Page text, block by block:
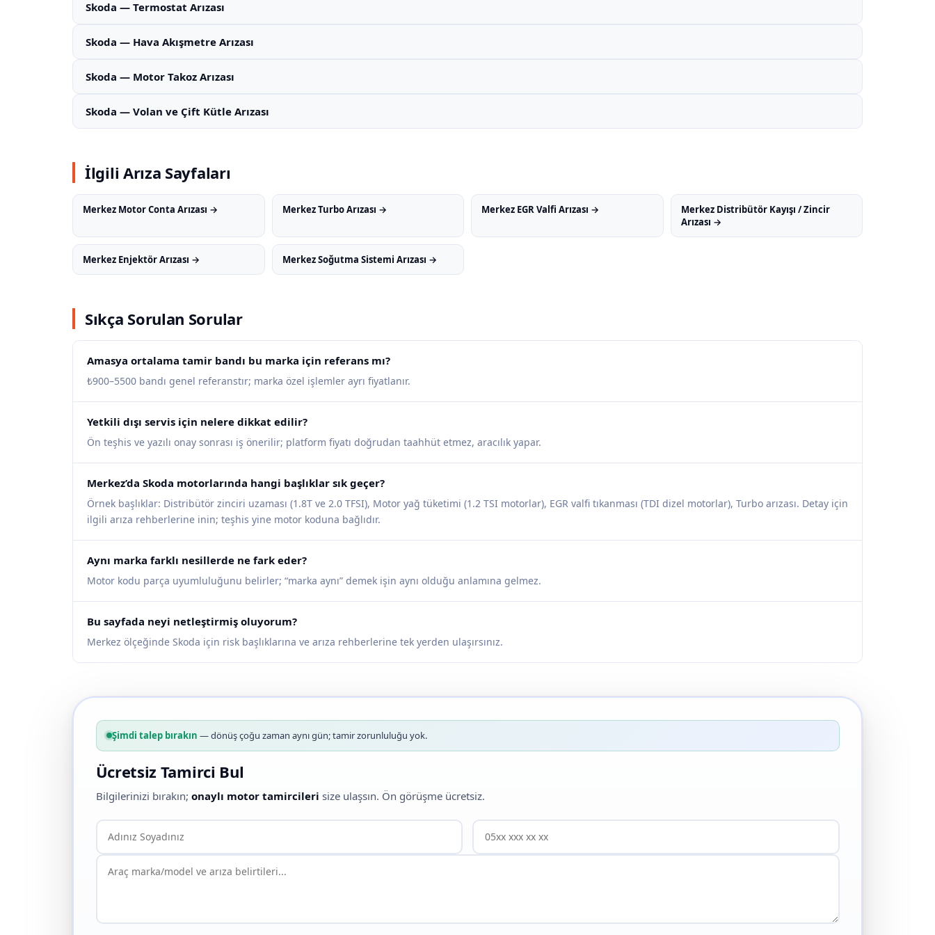
Skoda — Termostat Arızası
Skoda — Hava Akışmetre Arızası
Skoda — Motor Takoz Arızası
Skoda — Volan ve Çift Kütle Arızası
İlgili Arıza Sayfaları
Merkez Motor Conta Arızası → Merkez Turbo Arızası → Merkez EGR Valfi Arızası →
Merkez Distribütör Kayışı / Zincir
Arızası →
Merkez Enjektör Arızası → Merkez Soğutma Sistemi Arızası →
Sıkça Sorulan Sorular
Amasya ortalama tamir bandı bu marka için referans mı?
₺900–5500 bandı genel referanstır; marka özel işlemler ayrı fiyatlanır.
Yetkili dışı servis için nelere dikkat edilir?
Ön teşhis ve yazılı onay sonrası iş önerilir; platform fiyatı doğrudan taahhüt etmez, aracılık yapar.
Merkez’da Skoda motorlarında hangi başlıklar sık geçer?
Örnek başlıklar: Distribütör zinciri uzaması (1.8T ve 2.0 TFSI), Motor yağ tüketimi (1.2 TSI motorlar), EGR valfi tıkanması (TDI dizel motorlar), Turbo arızası. Detay için
ilgili arıza rehberlerine inin; teşhis yine motor koduna bağlıdır.
Aynı marka farklı nesillerde ne fark eder?
Motor kodu parça uyumluluğunu belirler; “marka aynı” demek işin aynı olduğu anlamına gelmez.
Bu sayfada neyi netleştirmiş oluyorum?
Merkez ölçeğinde Skoda için risk başlıklarına ve arıza rehberlerine tek yerden ulaşırsınız.
Şimdi talep bırakın — dönüş çoğu zaman aynı gün; tamir zorunluluğu yok.
Ücretsiz Tamirci Bul
Bilgilerinizi bırakın; onaylı motor tamircileri size ulaşsın. Ön görüşme ücretsiz.